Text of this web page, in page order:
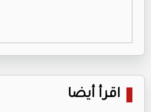
اقرأ أيضا